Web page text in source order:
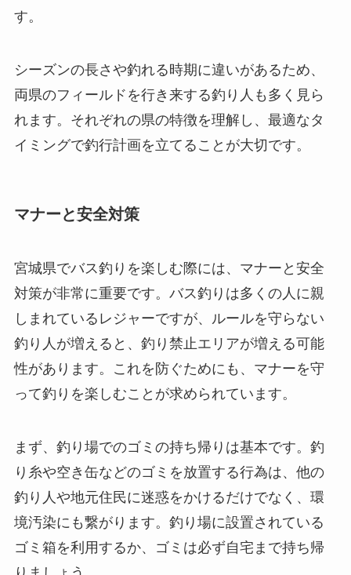
す。
シーズンの長さや釣れる時期に違いがあるため、
両県のフィールドを行き来する釣り人も多く見ら
れます。それぞれの県の特徴を理解し、最適なタ
イミングで釣行計画を立てることが大切です。
マナーと安全対策
宮城県でバス釣りを楽しむ際には、マナーと安全
対策が非常に重要です。バス釣りは多くの人に親
しまれているレジャーですが、ルールを守らない
釣り人が増えると、釣り禁止エリアが増える可能
性があります。これを防ぐためにも、マナーを守
って釣りを楽しむことが求められています。
まず、釣り場でのゴミの持ち帰りは基本です。釣
り糸や空き缶などのゴミを放置する行為は、他の
釣り人や地元住民に迷惑をかけるだけでなく、環
境汚染にも繋がります。釣り場に設置されている
ゴミ箱を利用するか、ゴミは必ず自宅まで持ち帰